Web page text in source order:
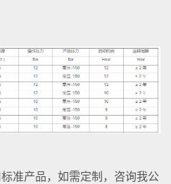
准产品，如需定制，咨询我公